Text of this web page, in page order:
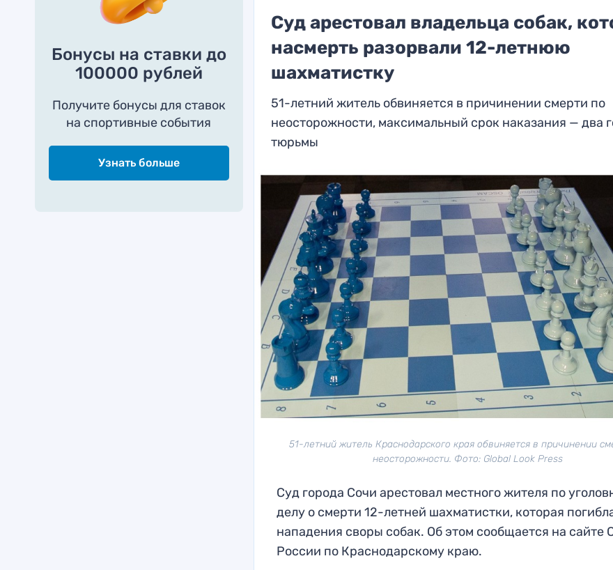
Бонусы на ставки до
100000 рублей
Получите бонусы для ставок
на спортивные события
Узнать больше
Суд арестовал владельца собак,
насмерть разорвали 12-летнюю
шахматистку
51-летний житель обвиняется в причинении смерти по
неосторожности, максимальный срок наказания — два
тюрьмы
51-летний житель Краснодарского края обвиняется в причинении
неосторожности. Фото: Global Look Press
Суд города Сочи арестовал местного жителя по
делу о смерти 12-летней шахматистки, которая
нападения своры собак. Об этом сообщается на сайте
России по Краснодарскому краю.